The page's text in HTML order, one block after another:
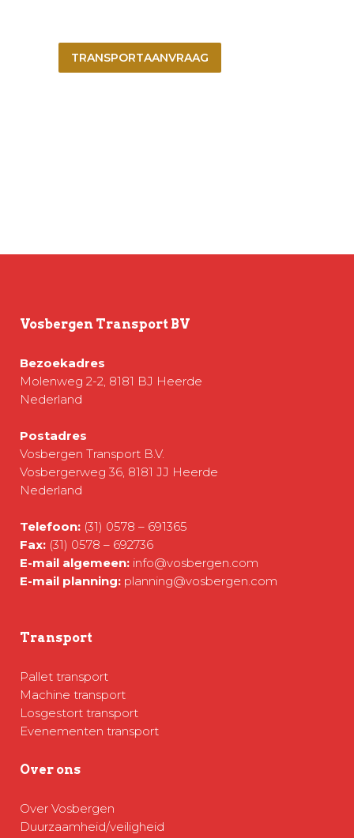
TRANSPORTAANVRAAG
Vosbergen Transport BV
Bezoekadres
Molenweg 2-2, 8181 BJ Heerde
Nederland
Postadres
Vosbergen Transport B.V.
Vosbergerweg 36, 8181 JJ Heerde
Nederland
Telefoon: (31) 0578 – 691365
Fax: (31) 0578 – 692736
E-mail algemeen: info@vosbergen.com
E-mail planning: planning@vosbergen.com
Transport
Pallet transport
Machine transport
Losgestort transport
Evenementen transport
Over ons
Over Vosbergen
Duurzaamheid/veiligheid